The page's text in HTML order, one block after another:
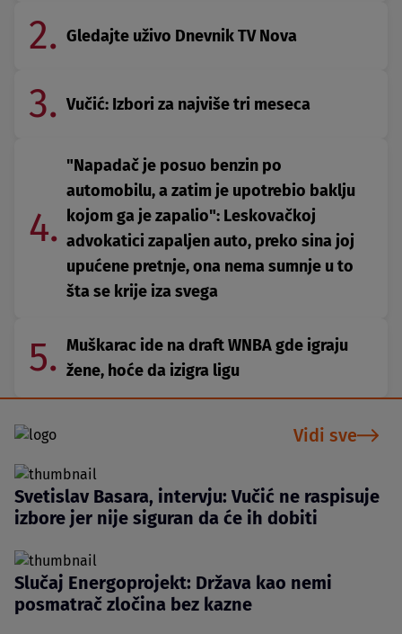
2. Gledajte uživo Dnevnik TV Nova
3. Vučić: Izbori za najviše tri meseca
4.
"Napadač je posuo benzin po
automobilu, a zatim je upotrebio baklju
kojom ga je zapalio": Leskovačkoj
advokatici zapaljen auto, preko sina joj
upućene pretnje, ona nema sumnje u to
šta se krije iza svega
5. Muškarac ide na draft WNBA gde igraju
žene, hoće da izigra ligu
Vidi sve
Svetislav Basara, intervju: Vučić ne raspisuje
izbore jer nije siguran da će ih dobiti
Slučaj Energoprojekt: Država kao nemi
posmatrač zločina bez kazne